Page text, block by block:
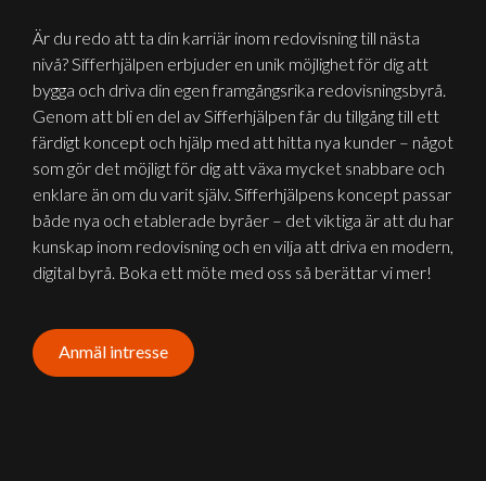
Är du redo att ta din karriär inom redovisning till nästa
nivå? Sifferhjälpen erbjuder en unik möjlighet för dig att
bygga och driva din egen framgångsrika redovisnings­byrå.
Genom att bli en del av Sifferhjälpen får du tillgång till ett
färdigt koncept och hjälp med att hitta nya kunder – något
som gör det möjligt för dig att växa mycket snabbare och
enklare än om du varit själv. Sifferhjälpens koncept passar
både nya och etablerade byråer – det viktiga är att du har
kunskap inom redovisning och en vilja att driva en modern,
digital byrå. Boka ett möte med oss så berättar vi mer!
Anmäl intresse